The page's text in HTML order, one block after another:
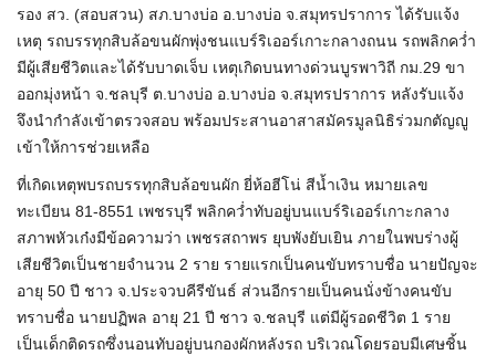
รอง สว. (สอบสวน) สภ.บางบ่อ อ.บางบ่อ จ.สมุทรปราการ ได้รับแจ้ง
เหตุ รถบรรทุกสิบล้อขนผักพุ่งชนแบร์ริเออร์เกาะกลางถนน รถพลิกคว่ำ
มีผู้เสียชีวิตและได้รับบาดเจ็บ เหตุเกิดบนทางด่วนบูรพาวิถี กม.29 ขา
ออกมุ่งหน้า จ.ชลบุรี ต.บางบ่อ อ.บางบ่อ จ.สมุทรปราการ หลังรับแจ้ง
จึงนำกำลังเข้าตรวจสอบ พร้อมประสานอาสาสมัครมูลนิธิร่วมกตัญญู
เข้าให้การช่วยเหลือ
ที่เกิดเหตุพบรถบรรทุกสิบล้อขนผัก ยี่ห้อฮีโน่ สีน้ำเงิน หมายเลข
ทะเบียน 81-8551 เพชรบุรี พลิกคว่ำทับอยู่บนแบร์ริเออร์เกาะกลาง
สภาพหัวเก๋งมีข้อความว่า เพชรสถาพร ยุบพังยับเยิน ภายในพบร่างผู้
เสียชีวิตเป็นชายจำนวน 2 ราย รายแรกเป็นคนขับทราบชื่อ นายปัญจะ
อายุ 50 ปี ชาว จ.ประจวบคีรีขันธ์ ส่วนอีกรายเป็นคนนั่งข้างคนขับ
ทราบชื่อ นายปฏิพล อายุ 21 ปี ชาว จ.ชลบุรี แต่มีผู้รอดชีวิต 1 ราย
เป็นเด็กติดรถซึ่งนอนทับอยู่บนกองผักหลังรถ บริเวณโดยรอบมีเศษชิ้น